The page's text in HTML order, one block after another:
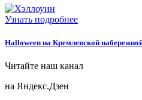
Узнать подробнее
Halloween на Кремлевской
Читайте наш канал
на Яндекс.Дзен